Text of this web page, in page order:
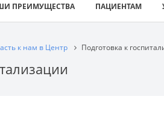
ПРЕИМУЩЕСТВА ПАЦИЕНТАМ
к нам в Центр Подготовка к